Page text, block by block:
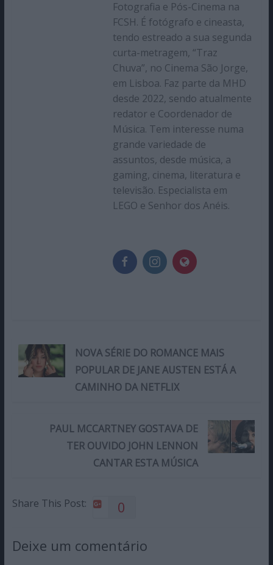
Fotografia e Pós-Cinema na
FCSH. É fotógrafo e cineasta,
tendo estreado a sua segunda
curta-metragem, “Traz
Chuva”, no Cinema São Jorge,
em Lisboa. Faz parte da MHD
desde 2022, sendo atualmente
redator e Coordenador de
Música. Tem interesse numa
grande variedade de
assuntos, desde música, a
gaming, cinema, literatura e
televisão. Especialista em
LEGO e Senhor dos Anéis.
NOVA SÉRIE DO ROMANCE MAIS
POPULAR DE JANE AUSTEN ESTÁ A
CAMINHO DA NETFLIX
PAUL MCCARTNEY GOSTAVA DE
TER OUVIDO JOHN LENNON
CANTAR ESTA MÚSICA
Share This Post: 0
Deixe um comentário